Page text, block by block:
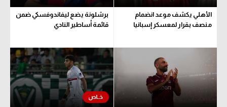
الأهلي يكشف موعد انضمام
منصف بقرار لمعسكر إسبانيا
برشلونة يضع ليفاندوفسكي ضمن
قائمة أساطير النادي